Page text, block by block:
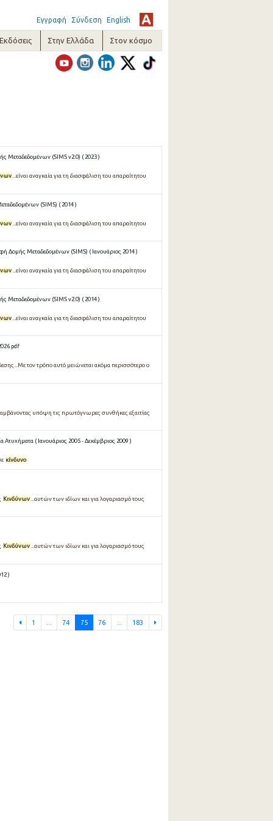
Εγγραφή Σύνδεση English
Στην Ελλάδα Στον κόσμο
Μεταδεδομένων (SIMS v2.0) ( 2023 )
...είναι αναγκαία για τη διασφάλιση του απαραίτητου
(SIMS) ( 2014 )
...είναι αναγκαία για τη διασφάλιση του απαραίτητου
Δομής Μεταδεδομένων (SIMS) ( Ιανουάριος 2014 )
...είναι αναγκαία για τη διασφάλιση του απαραίτητου
Μεταδεδομένων (SIMS v2.0) ( 2014 )
...είναι αναγκαία για τη διασφάλιση του απαραίτητου
τον τρόπο αυτό μειώνεται ακόμα περισσότερο ο
υπόψη τις πρωτόγνωρες συνθήκες εξαιτίας
Ατυχήματα ( Ιανουάριος 2005 - Δεκέμβριος 2009 )
κίνδυνο
Κινδύνων ...αυτών των ιδίων και για λογαριασμό τους
Κινδύνων...αυτών των ιδίων και για λογαριασμό τους
)
1 74 75 76 183